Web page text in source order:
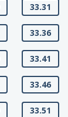
33.31
33.36
33.41
33.46
33.51